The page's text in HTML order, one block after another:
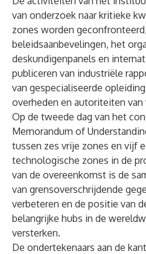
van onderzoek naar kritieke
zones worden
beleidsaanbevelingen, het
deskundigenpanels en
publiceren van industriële
van gespecialiseerde
overheden en autoriteiten van
Op de tweede dag van het
Memorandum of
tussen zes vrije zones en vijf
technologische zones in de
van de overeenkomst is de
van grensoverschrijdende
verbeteren en de positie van
belangrijke hubs in de
versterken.
De ondertekenaars aan de